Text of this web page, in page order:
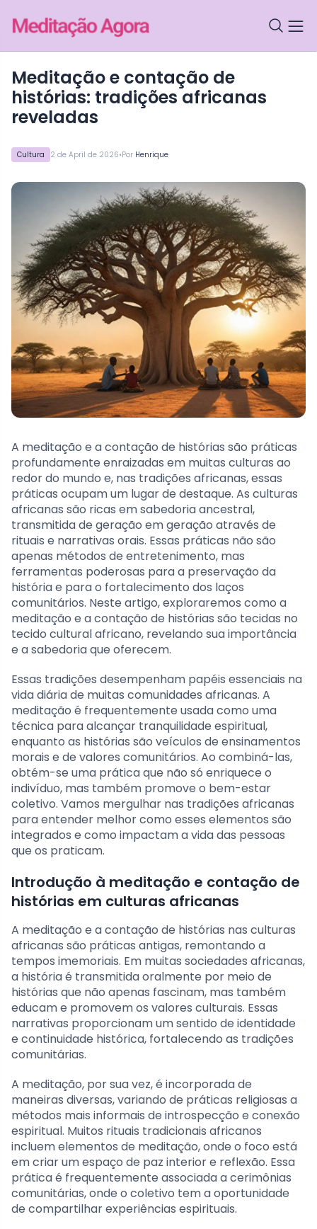
Cultura 2 de April de 2026•Por Henrique
meditação e contação de
histórias: tradições africanas
reveladas
A meditação e a contação de histórias são práticas
profundamente enraizadas em muitas culturas ao
redor do mundo e, nas tradições africanas, essas
práticas ocupam um lugar de destaque. As culturas
africanas são ricas em sabedoria ancestral,
transmitida de geração em geração através de
rituais e narrativas orais. Essas práticas não são
apenas métodos de entretenimento, mas
ferramentas poderosas para a preservação da
história e para o fortalecimento dos laços
comunitários. Neste artigo, exploraremos como a
meditação e a contação de histórias são tecidas no
tecido cultural africano, revelando sua importância
e a sabedoria que oferecem.
Essas tradições desempenham papéis essenciais na
vida diária de muitas comunidades africanas. A
meditação é frequentemente usada como uma
técnica para alcançar tranquilidade espiritual,
enquanto as histórias são veículos de ensinamentos
morais e de valores comunitários. Ao combiná-las,
obtém-se uma prática que não só enriquece o
indivíduo, mas também promove o bem-estar
coletivo. Vamos mergulhar nas tradições africanas
para entender melhor como esses elementos são
integrados e como impactam a vida das pessoas
que os praticam.
Introdução à meditação e contação de
histórias em culturas africanas
A meditação e a contação de histórias nas culturas
africanas são práticas antigas, remontando a
tempos imemoriais. Em muitas sociedades africanas,
a história é transmitida oralmente por meio de
histórias que não apenas fascinam, mas também
educam e promovem os valores culturais. Essas
narrativas proporcionam um sentido de identidade
e continuidade histórica, fortalecendo as tradições
comunitárias.
A meditação, por sua vez, é incorporada de
maneiras diversas, variando de práticas religiosas a
métodos mais informais de introspecção e conexão
espiritual. Muitos rituais tradicionais africanos
incluem elementos de meditação, onde o foco está
em criar um espaço de paz interior e reflexão. Essa
prática é frequentemente associada a cerimônias
comunitárias, onde o coletivo tem a oportunidade
de compartilhar experiências espirituais.